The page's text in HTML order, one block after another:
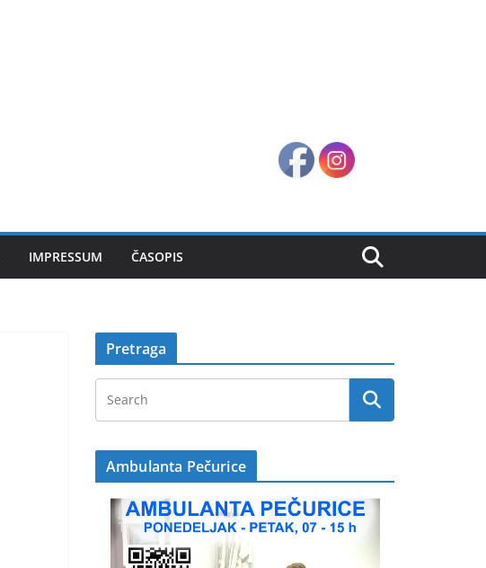
IMPRESSUM ČASOPIS
Pretraga
Ambulanta Pečurice